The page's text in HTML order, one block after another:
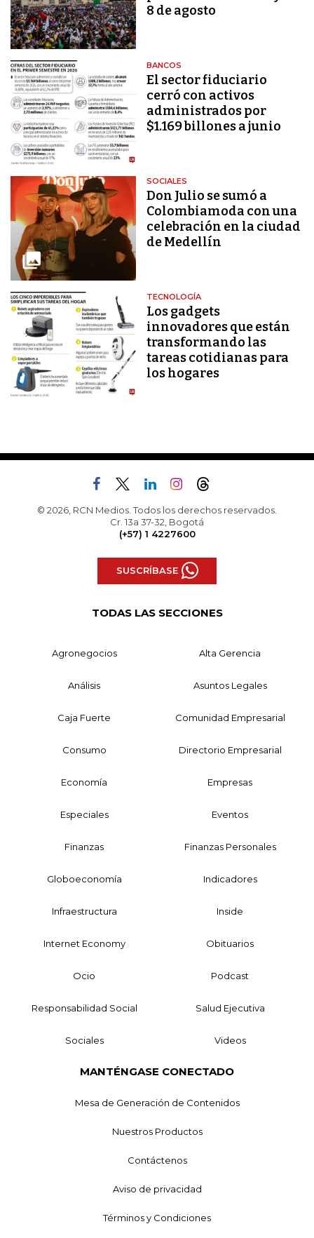
8 de agosto
BANCOS
El sector fiduciario
cerró con activos
administrados por
$1.169 billones a junio
SOCIALES
Don Julio se sumó a
Colombiamoda con una
celebración en la ciudad
de Medellín
TECNOLOGÍA
Los gadgets
innovadores que están
transformando las
tareas cotidianas para
los hogares
© 2026, RCN Medios. Todos los derechos reservados.
Cr. 13a 37-32, Bogotá
(+57) 1 4227600
SUSCRÍBASE
TODAS LAS SECCIONES
Agronegocios Alta Gerencia
Análisis Asuntos Legales
Caja Fuerte Comunidad Empresarial
Consumo Directorio Empresarial
Economía Empresas
Especiales Eventos
Finanzas Finanzas Personales
Globoeconomía Indicadores
Infraestructura Inside
Internet Economy Obituarios
Ocio Podcast
Responsabilidad Social Salud Ejecutiva
Sociales Videos
MANTÉNGASE CONECTADO
Mesa de Generación de Contenidos
Nuestros Productos
Contáctenos
Aviso de privacidad
Términos y Condiciones